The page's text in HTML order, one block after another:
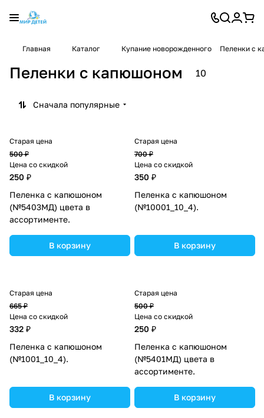
Главная Каталог Купание новорожденного Пеленки с
Пеленки с капюшоном 10
Сначала популярные
Старая цена
500 ₽
Цена со скидкой
250 ₽
Пеленка с капюшоном
(№5403МД) цвета в
ассортименте.
В корзину
Старая цена
700 ₽
Цена со скидкой
350 ₽
Пеленка с капюшоном
(№10001_10_4).
В корзину
Старая цена
665 ₽
Цена со скидкой
332 ₽
Пеленка с капюшоном
(№1001_10_4).
В корзину
Старая цена
500 ₽
Цена со скидкой
250 ₽
Пеленка с капюшоном
(№5401МД) цвета в
ассортименте.
В корзину